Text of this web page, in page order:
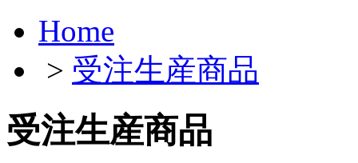
Home
> 受注生産商品
受注生産商品